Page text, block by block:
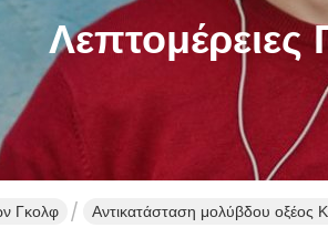
Λεπτομέρειες
Γκολφ Αντικατάσταση μολύβδου οξέος